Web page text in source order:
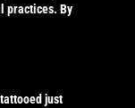
practices. By
just